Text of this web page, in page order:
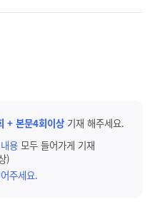
+ 본문4회이상 기재 해주세요.
용 모두 들어가게 기재
)
주세요.